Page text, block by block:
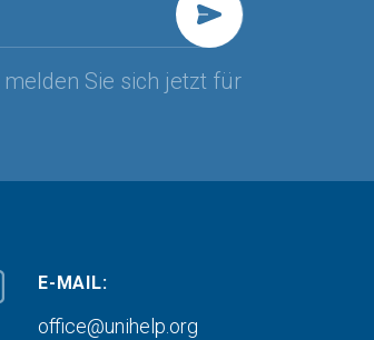
Sie sich jetzt für
E-MAIL:
office@unihelp.org